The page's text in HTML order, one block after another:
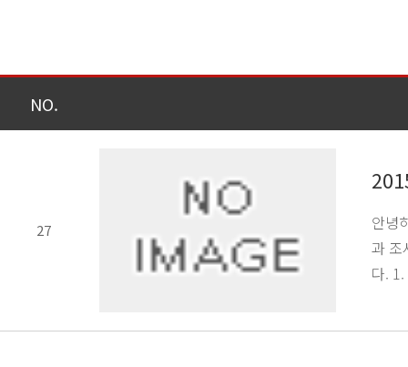
NO.
27
안녕
과 조
다. 1.